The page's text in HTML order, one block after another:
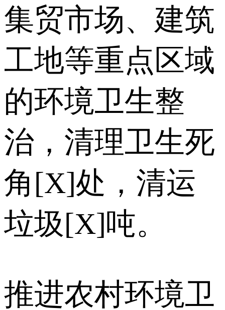
集贸市场、建筑
工地等重点区域
的环境卫生整
治，清理卫生死
角[X]处，清运
垃圾[X]吨。
推进农村环境卫